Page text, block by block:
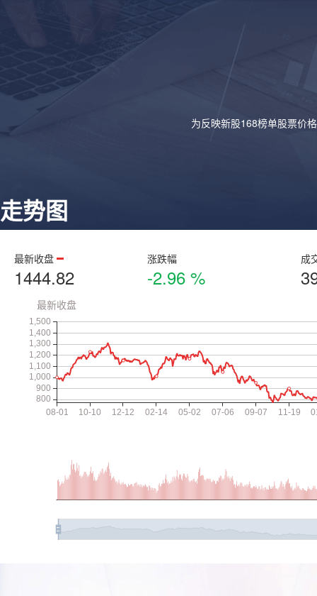
为反映新股168榜单股票价
走势图
最新收盘
1444.82
涨跌幅
-2.96 %
成